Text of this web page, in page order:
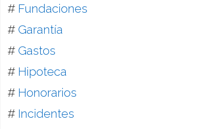
# Fundaciones
# Garantía
# Gastos
# Hipoteca
# Honorarios
# Incidentes